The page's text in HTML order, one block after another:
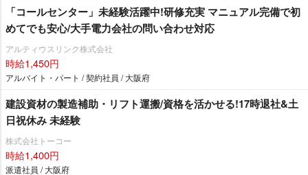
「コールセンター」未経験活躍中!研修充実 マニュアル完備で初
めてでも安心/大手電力会社の問い合わせ対応
アルティウスリンク株式会社
時給1,450円
アルバイト・パート / 契約社員 / 大阪府
建設資材の製造補助・リフト運搬/資格を活かせる!17時退社&土
日祝休み 未経験
株式会社トーコー
時給1,400円
派遣社員 / 大阪府